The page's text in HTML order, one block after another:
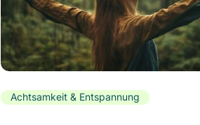
Achtsamkeit & Entspannung